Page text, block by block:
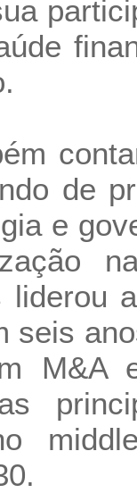
de
e
liderou
seis
M&A